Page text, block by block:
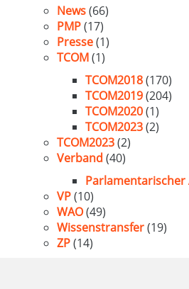
News(66)
PMP(17)
Presse(1)
TCOM(1)
TCOM2018(170)
TCOM2019(204)
TCOM2020(1)
TCOM2023(2)
TCOM2023(2)
Verband (40)
Parlamentarischer
VP(10)
WAO(49)
Wissenstransfer(19)
ZP(14)